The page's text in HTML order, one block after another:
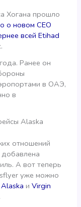
Хогана прошло
о новом CEO
всей Etihad
Ранее он
в ОАЭ,
в
Alaska
отношений
А вот теперь
уже можно
Alaska иVirgin